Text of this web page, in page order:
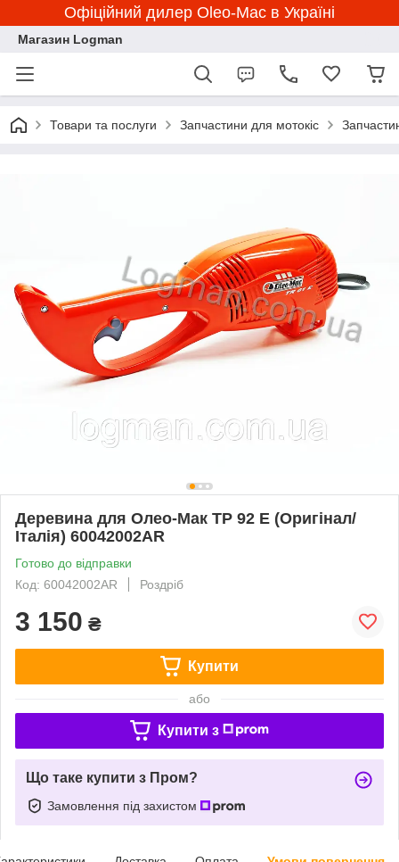
Офіційний дилер Oleo-Mac в Україні
Магазин Logman
Товари та послуги Запчастини для мотокіс
Деревина для Олео-Мак ТР 92 Е (Оригінал/
Італія) 60042002AR
Готово до відправки
Код: 60042002AR
Роздріб
3 150 ₴
Купити
або
Купити з
Що таке купити з Пром?
Замовлення під захистом